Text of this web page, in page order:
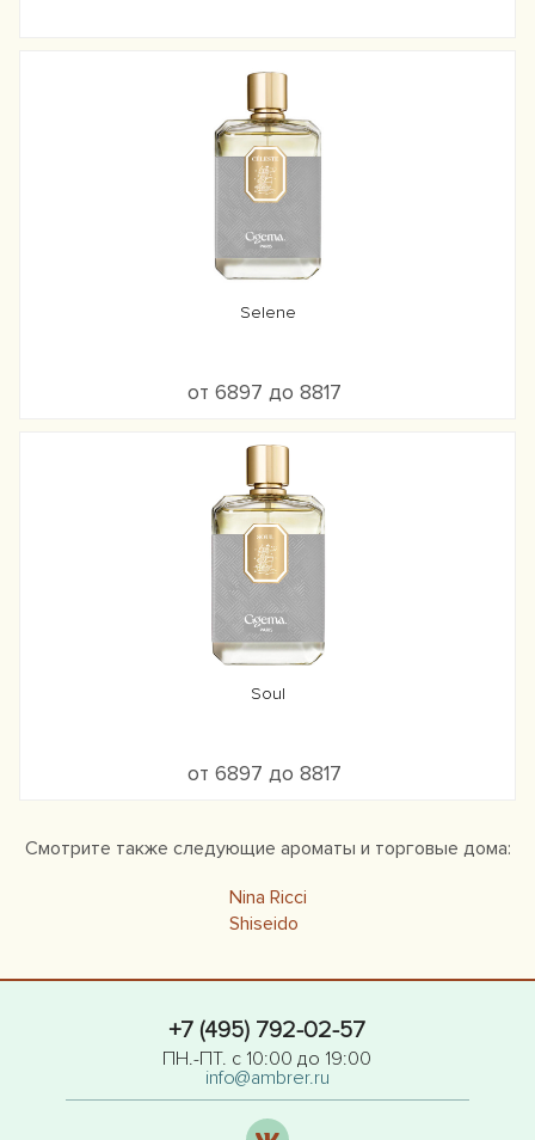
Selene
от 6897 до 8817
Soul
от 6897 до 8817
Смотрите также следующие ароматы и торговые дома:
Nina Ricci
Shiseido
+7 (495) 792-02-57
ПН.-ПТ. с 10:00 до 19:00
info@ambrer.ru